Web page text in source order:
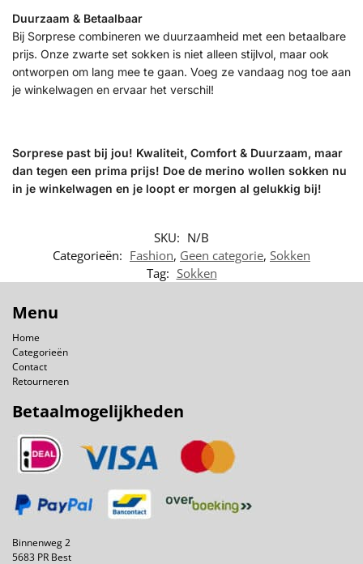
Duurzaam & Betaalbaar
Bij Sorprese combineren we duurzaamheid met een betaalbare
prijs. Onze zwarte set sokken is niet alleen stijlvol, maar ook
ontworpen om lang mee te gaan. Voeg ze vandaag nog toe aan
je winkelwagen en ervaar het verschil!
Sorprese past bij jou! Kwaliteit, Comfort & Duurzaam, maar
dan tegen een prima prijs! Doe de merino wollen sokken nu
in je winkelwagen en je loopt er morgen al gelukkig bij!
SKU: N/B
Categorieën: Fashion, Geen categorie, Sokken
Tag: Sokken
Menu
Home
Categorieën
Contact
Retourneren
Betaalmogelijkheden
Binnenweg 2
5683 PR Best